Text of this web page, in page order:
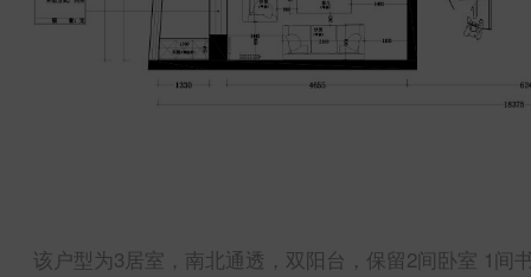
该户型为3居室，南北通透，双阳台，保留2间卧室 1